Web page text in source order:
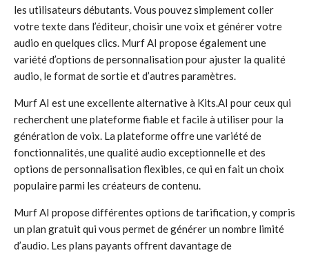
les utilisateurs débutants. Vous pouvez simplement coller
votre texte dans l’éditeur, choisir une voix et générer votre
audio en quelques clics. Murf AI propose également une
variété d’options de personnalisation pour ajuster la qualité
audio, le format de sortie et d’autres paramètres.
Murf AI est une excellente alternative à Kits.AI pour ceux qui
recherchent une plateforme fiable et facile à utiliser pour la
génération de voix. La plateforme offre une variété de
fonctionnalités, une qualité audio exceptionnelle et des
options de personnalisation flexibles, ce qui en fait un choix
populaire parmi les créateurs de contenu.
Murf AI propose différentes options de tarification, y compris
un plan gratuit qui vous permet de générer un nombre limité
d’audio. Les plans payants offrent davantage de